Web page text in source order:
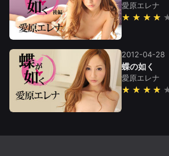
愛原エレナ
★★★★
2012-04-28
蝶の如く
愛原エレナ
★★★★